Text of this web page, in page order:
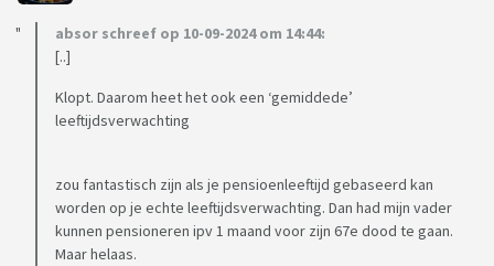
absor schreef op 10-09-2024 om 14:44:
[..]
Klopt. Daarom heet het ook een ‘gemiddede’
leeftijdsverwachting
zou fantastisch zijn als je pensioenleeftijd gebaseerd kan
worden op je echte leeftijdsverwachting. Dan had mijn vader
kunnen pensioneren ipv 1 maand voor zijn 67e dood te gaan.
Maar helaas.